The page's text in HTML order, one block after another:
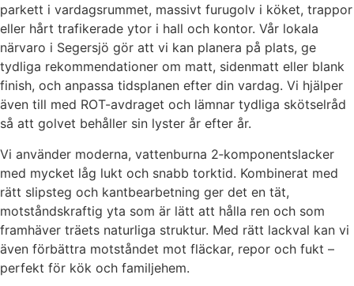
parkett i vardagsrummet, massivt furugolv i köket, trappor
eller hårt trafikerade ytor i hall och kontor. Vår lokala
närvaro i Segersjö gör att vi kan planera på plats, ge
tydliga rekommendationer om matt, sidenmatt eller blank
finish, och anpassa tidsplanen efter din vardag. Vi hjälper
även till med ROT-avdraget och lämnar tydliga skötselråd
så att golvet behåller sin lyster år efter år.
Vi använder moderna, vattenburna 2‑komponentslacker
med mycket låg lukt och snabb torktid. Kombinerat med
rätt slipsteg och kantbearbetning ger det en tät,
motståndskraftig yta som är lätt att hålla ren och som
framhäver träets naturliga struktur. Med rätt lackval kan vi
även förbättra motståndet mot fläckar, repor och fukt –
perfekt för kök och familjehem.